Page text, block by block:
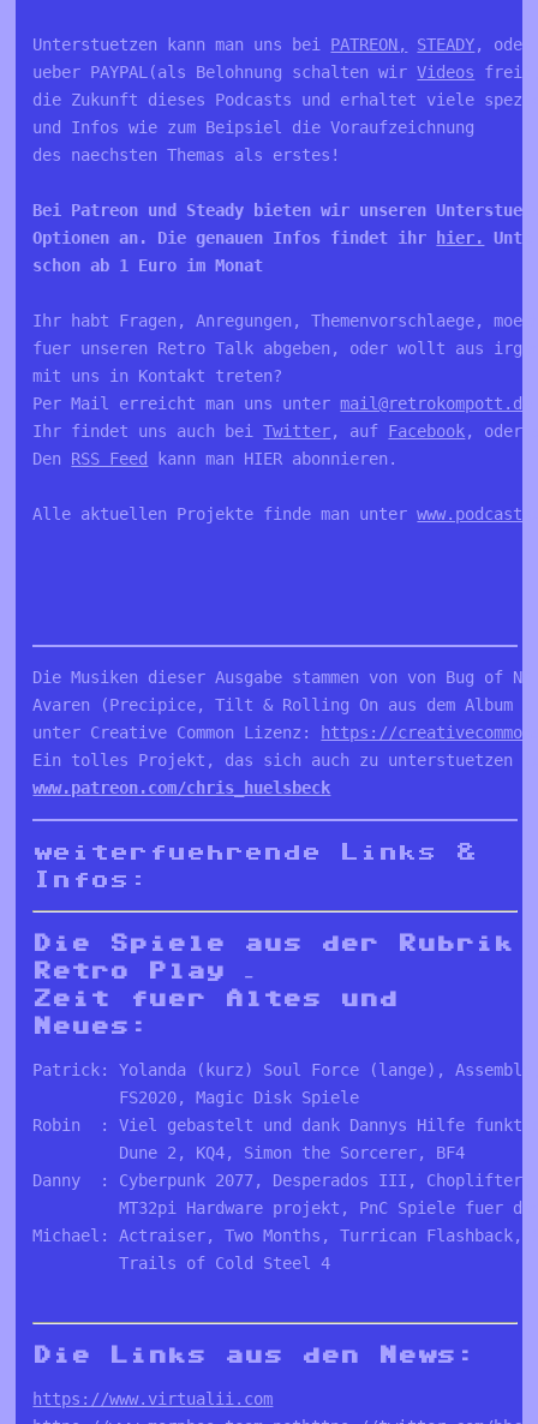
Unterstuetzen kann man uns bei PATREON, STEADY,
ueber PAYPAL(als Belohnung schalten wir Videos
die Zukunft dieses Podcasts und erhaltet viele
und Infos wie zum Beipsiel die Voraufzeichnung
Bei Patreon und Steady bieten wir unseren
Optionen an. Die genauen Infos findet ihr hier.
schon ab 1 Euro im Monat
Ihr habt Fragen, Anregungen, Themenvorschlaege,
fuer unseren Retro Talk abgeben, oder wollt aus
mit uns in Kontakt treten?
Per Mail erreicht man uns unter mail@retrokompott.de
Ihr findet uns auch bei Twitter, auf Facebook, oder
Den RSS Feed kann man HIER abonnieren.
Alle aktuellen Projekte finde man unter
Die Musiken dieser Ausgabe stammen von von Bug of
Avaren (Precipice, Tilt & Rolling On aus dem Album
unter Creative Common Lizenz: https://
Ein tolles Projekt, das sich auch zu unterstuetzen
www.patreon.com/chris_huelsbeck
weiterfuehrende Links &
Infos:
Die Spiele aus der Rubrik
Retro Play –
Zeit fuer Altes und
Neues:
Patrick: Yolanda (kurz) Soul Force (lange),
         FS2020, Magic Disk Spiele
Robin  : Viel gebastelt und dank Dannys Hilfe
         Dune 2, KQ4, Simon the Sorcerer, BF4
Danny  : Cyberpunk 2077, Desperados III,
MT32pi Hardware projekt, PnC Spiele fuer
Michael: Actraiser, Two Months, Turrican Flashback,
         Trails of Cold Steel 4
Die Links aus den News:
https://www.virtualii.com